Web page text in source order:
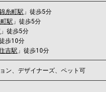
糸町駅 」徒歩5分
駅 」徒歩5分
」徒歩5分
歩10分
吉駅 」徒歩10分
ン、デザイナーズ、ペット可